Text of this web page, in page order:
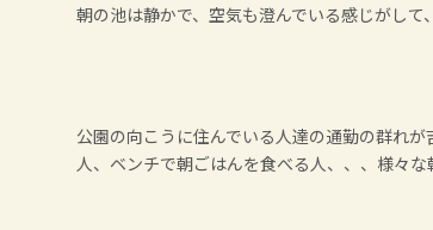
朝の池は静かで、空気も澄んでいる感じがして
公園の向こうに住んでいる人達の通勤の群れ
人、ベンチで朝ごはんを食べる人、、、様々な